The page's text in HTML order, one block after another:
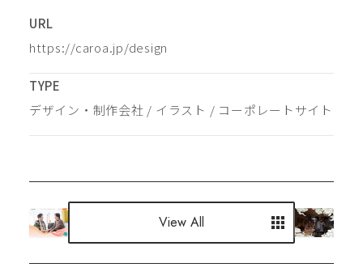
URL
https://caroa.jp/design
TYPE
デザイン・制作会社 / イラスト / コーポレートサイト
View All
View All